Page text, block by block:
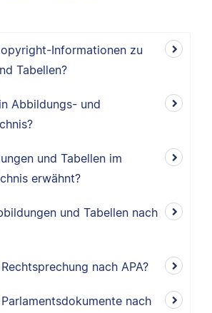
Informationen zu
Tabellen?
Abbildungs- und
und Tabellen im
erwähnt?
und Tabellen nach
nach APA?
nach